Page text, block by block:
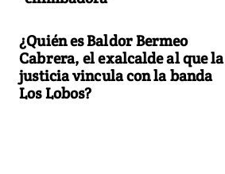
¿Quién es Baldor Bermeo
Cabrera, el exalcalde al que la
justicia vincula con la banda
Los Lobos?